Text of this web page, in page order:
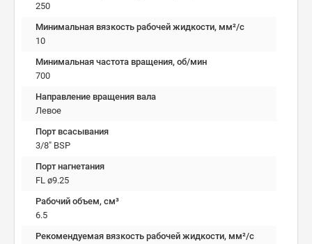
250
Минимальная вязкость рабочей жидкости, мм²/c
10
Минимальная частота вращения, об/мин
700
Направление вращения вала
Левое
Порт всасывания
3/8" BSP
Порт нагнетания
FL ø9.25
Рабочий объем, см³
6.5
Рекомендуемая вязкость рабочей жидкости, мм²/с